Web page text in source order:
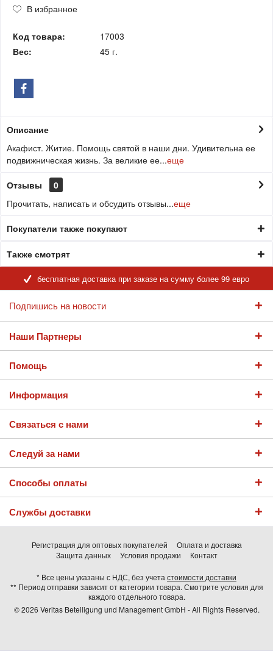
В избранное
Код товара:
17003
Вес:
45 г.
Описание
Акафист. Житие. Помощь святой в наши дни. Удивительна ее
подвижническая жизнь. За великие ее...еще
Отзывы
0
Прочитать, написать и обсудить отзывы...еще
Покупатели также покупают
Также смотрят
бесплатная доставка при заказе на сумму более 99 евро
Подпишись на новости
Наши Партнеры
Помощь
Информация
Связаться с нами
Следуй за нами
Способы оплаты
Службы доставки
Регистрация для оптовых покупателей
Оплата и доставка
Защита данных
Условия продажи Контакт
* Все цены указаны с НДС, без учетастоимости доставки
** Период отправки зависит от категории товара. Смотрите условия для
каждого отдельного товара.
© 2026 Veritas Beteiligung und Management GmbH - All Rights Reserved.